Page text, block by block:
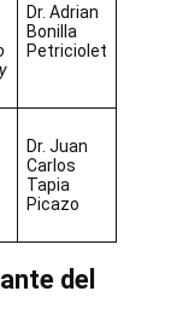
Dr. Adrian
Bonilla
Petriciolet
Dr. Juan
Carlos
Tapia
Picazo
del